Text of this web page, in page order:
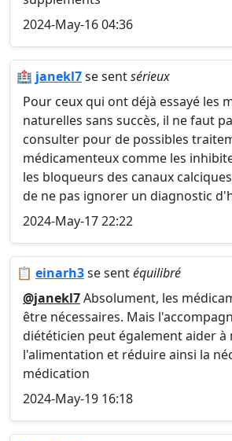
2024-May-16 04:36
🏥 janekl7se sentsérieux
Pour ceux qui ont déjà essayé les
naturelles sans succès, il ne faut
consulter pour de possibles
médicamenteux comme les
les bloqueurs des canaux
de ne pas ignorer un diagnostic
2024-May-17 22:22
📋 einarh3se sentéquilibré
@janekl7Absolument, les
être nécessaires. Mais
diététicien peut également aider à
l'alimentation et réduire ainsi la
médication
2024-May-19 16:18